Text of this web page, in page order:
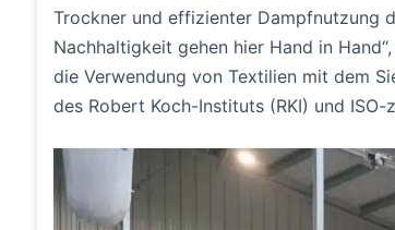
Trockner und effizienter Dampfnutzung
Nachhaltigkeit gehen hier Hand in
die Verwendung von Textilien mit dem
des Robert Koch-Instituts (RKI) und